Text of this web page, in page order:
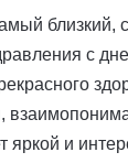
близкий,
с
яркой и